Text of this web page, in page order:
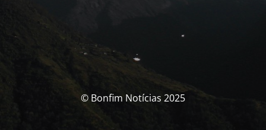
© Bonfim Notícias 2025